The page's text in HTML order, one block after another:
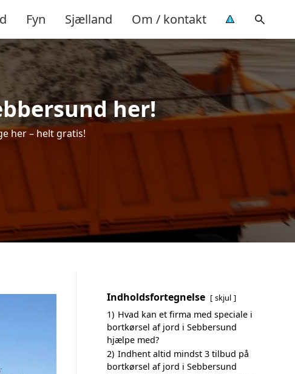
Fyn Sjælland Om / kontakt
her!
her – helt gratis!
Indholdsfortegnelse skjul
1) Hvad kan et firma med speciale i
bortkørsel af jord i Sebbersund
hjælpe med?
2) Indhent altid mindst 3 tilbud på
bortkørsel af jord i Sebbersund